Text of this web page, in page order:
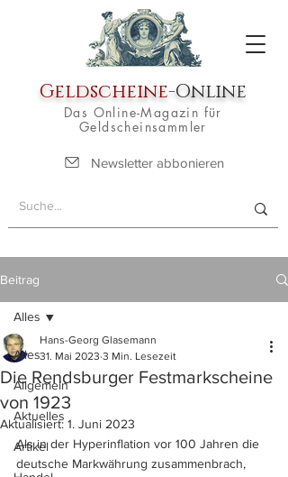
Geldscheine-Online
Das Online-Magazin für
Geldscheinsammler
Newsletter abbonieren
Beitrag
Alles
Allgemein
Aktuelles
Artikel
Alles
Die Rendsburger Festmarkscheine
von 1923
Hans-Georg Glasemann
31. Mai 2023 3 Min. Lesezeit
Aktualisiert: 1. Juni 2023
Als in der Hyperinflation vor 100 Jahren die
deutsche Markwährung zusammenbrach,